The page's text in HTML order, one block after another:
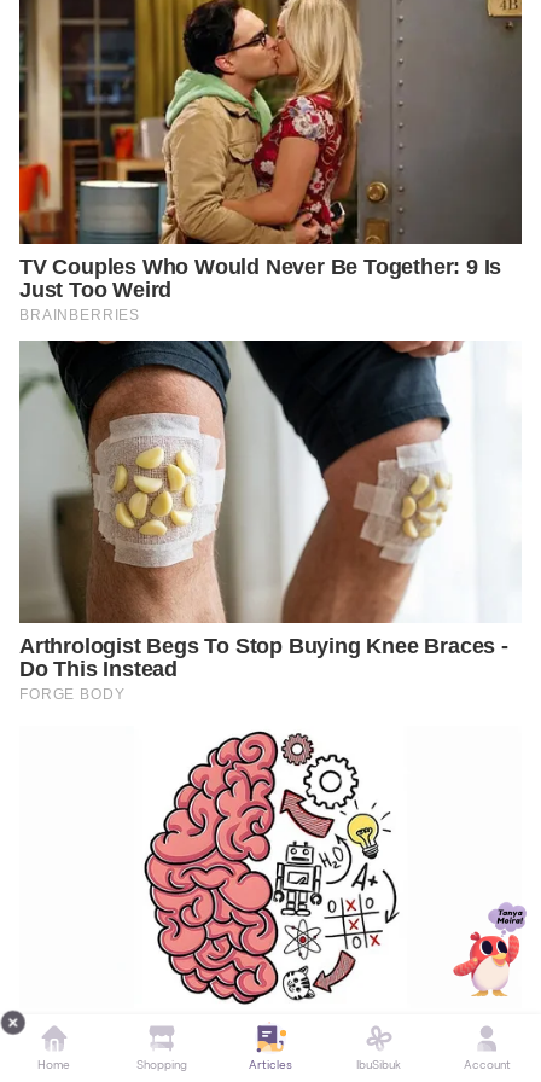
Home Shopping Articles IbuSibuk Account